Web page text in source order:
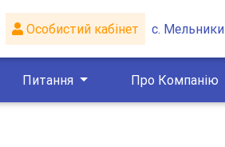
Особистий кабінет с. Мельники
Питання Про Компанію